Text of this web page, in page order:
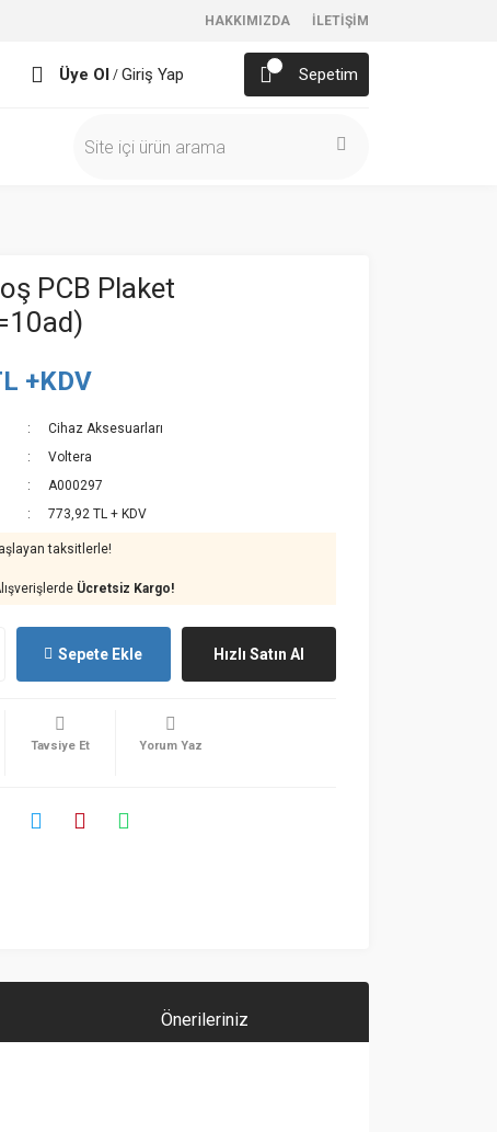
HAKKIMIZDA İLETİŞİM
Üye Ol / Giriş Yap Sepetim
PCB Plaket
+KDV
Cihaz Aksesuarları
Voltera
A000297
773,92 TL + KDV
taksitlerle!
Ücretsiz Kargo!
Sepete Ekle Hızlı Satın Al
Tavsiye Et Yorum Yaz
Önerileriniz